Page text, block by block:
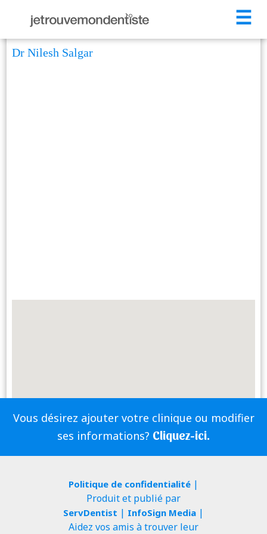
☰
Dr Nilesh Salgar
Vous désirez ajouter votre clinique ou modifier
ses informations? Cliquez-ici.
Politique de confidentialité|
Produit et publié par
ServDentist | InfoSign Media|
Aidez vos amis à trouver leur